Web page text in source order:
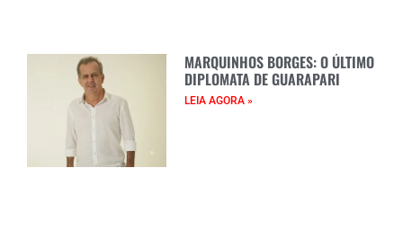
MARQUINHOS BORGES: O ÚLTIMO
DIPLOMATA DE GUARAPARI
LEIA AGORA »